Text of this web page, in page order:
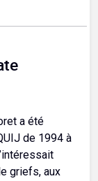
a été
de 1994 à
griefs, aux